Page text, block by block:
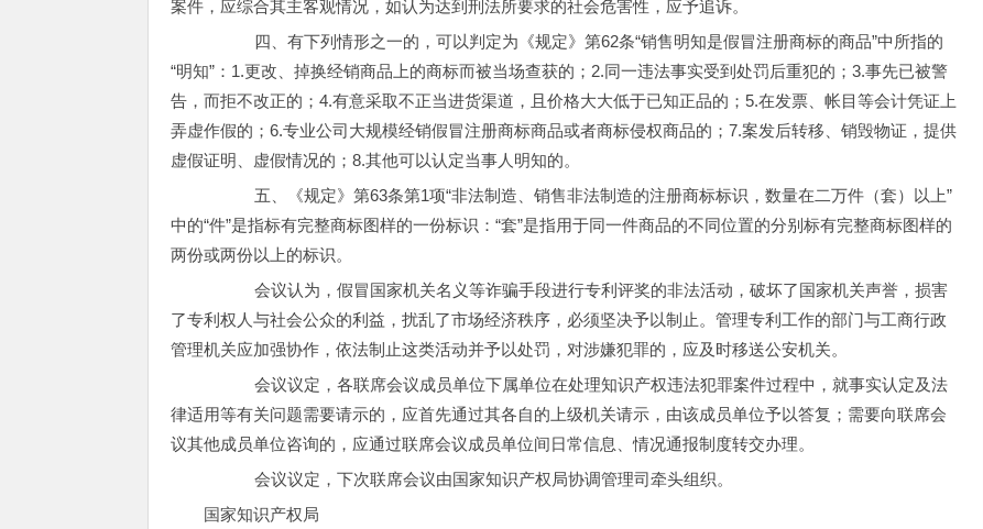
案件，应综合其主客观情况，如认为达到刑法所要求的社会危害性，应予追诉。
四、有下列情形之一的，可以判定为《规定》第62条“销售明知是假冒注册商标的商品”中所指的
“明知”：1.更改、掉换经销商品上的商标而被当场查获的；2.同一违法事实受到处罚后重犯的；3.事先已被警
告，而拒不改正的；4.有意采取不正当进货渠道，且价格大大低于已知正品的；5.在发票、帐目等会计凭证上
弄虚作假的；6.专业公司大规模经销假冒注册商标商品或者商标侵权商品的；7.案发后转移、销毁物证，提供
虚假证明、虚假情况的；8.其他可以认定当事人明知的。
五、《规定》第63条第1项“非法制造、销售非法制造的注册商标标识，数量在二万件（套）以上”
中的“件”是指标有完整商标图样的一份标识：“套”是指用于同一件商品的不同位置的分别标有完整商标图样的
两份或两份以上的标识。
会议认为，假冒国家机关名义等诈骗手段进行专利评奖的非法活动，破坏了国家机关声誉，损害
了专利权人与社会公众的利益，扰乱了市场经济秩序，必须坚决予以制止。管理专利工作的部门与工商行政
管理机关应加强协作，依法制止这类活动并予以处罚，对涉嫌犯罪的，应及时移送公安机关。
会议议定，各联席会议成员单位下属单位在处理知识产权违法犯罪案件过程中，就事实认定及法
律适用等有关问题需要请示的，应首先通过其各自的上级机关请示，由该成员单位予以答复；需要向联席会
议其他成员单位咨询的，应通过联席会议成员单位间日常信息、情况通报制度转交办理。
会议议定，下次联席会议由国家知识产权局协调管理司牵头组织。
国家知识产权局